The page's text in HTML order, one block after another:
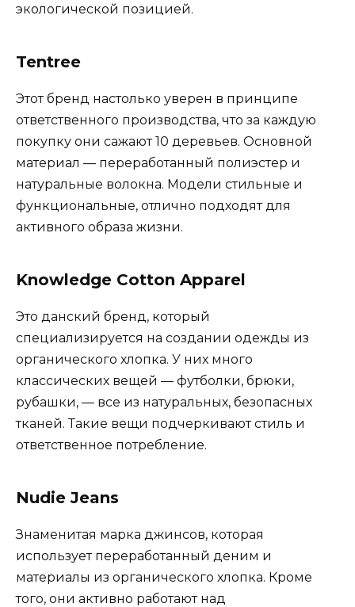
экологической позицией.
Tentree
Этот бренд настолько уверен в принципе
ответственного производства, что за каждую
покупку они сажают 10 деревьев. Основной
материал — переработанный полиэстер и
натуральные волокна. Модели стильные и
функциональные, отлично подходят для
активного образа жизни.
Knowledge Cotton Apparel
Это данский бренд, который
специализируется на создании одежды из
органического хлопка. У них много
классических вещей — футболки, брюки,
рубашки, — все из натуральных, безопасных
тканей. Такие вещи подчеркивают стиль и
ответственное потребление.
Nudie Jeans
Знаменитая марка джинсов, которая
использует переработанный деним и
материалы из органического хлопка. Кроме
того, они активно работают над